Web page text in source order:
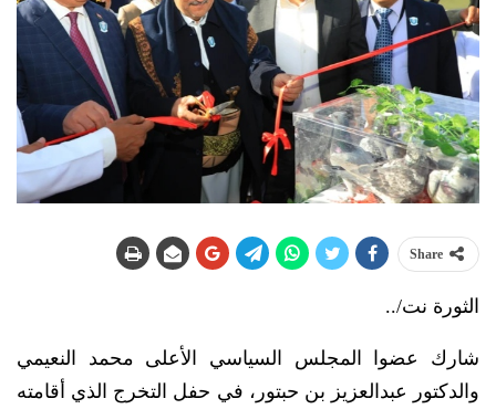
Share
الثورة نت/..
شارك عضوا المجلس السياسي الأعلى محمد النعيمي
والدكتور عبدالعزيز بن حبتور، في حفل التخرج الذي أقامته